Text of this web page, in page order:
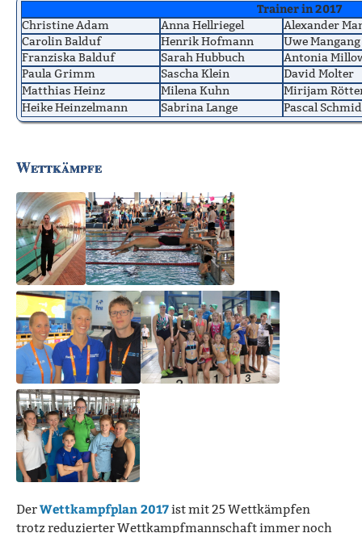
Trainer in 2017
Christine Adam Anna Hellriegel
Alexander
Carolin Balduf
Henrik Hofmann
Uwe Mangang
Franziska Balduf
Sarah Hubbuch
Antonia
Paula Grimm
Sascha Klein
David Molter
Matthias Heinz
Milena Kuhn
Mirijam
Heike Heinzelmann
Sabrina Lange Pascal
Wettkämpfe
DerWettkampfplan 2017ist mit 25 Wettkämpfen
trotz reduzierter Wettkampfmannschaft immer noch